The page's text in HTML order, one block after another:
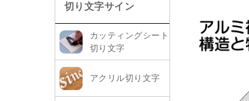
切り文字サイン
カッティングシート
切り文字
アクリル切り文字